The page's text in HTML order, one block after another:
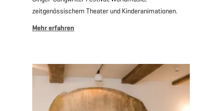
zeitgenössischem Theater und Kinderanimationen.
Mehr erfahren